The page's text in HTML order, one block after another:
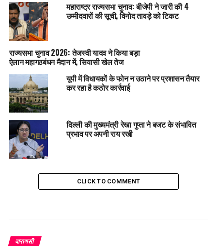
महाराष्ट्र राज्यसभा चुनाव: बीजेपी ने जारी की 4
उम्मीदवारों की सूची, विनोद तावड़े को टिकट
राज्यसभा चुनाव 2026: तेजस्वी यादव ने किया बड़ा
ऐलान महागठबंधन मैदान में, सियासी खेल तेज
यूपी में विधायकों के फोन न उठाने पर प्रशासन तैयार
कर रहा है कठोर कार्रवाई
दिल्ली की मुख्यमंत्री रेखा गुप्ता ने बजट के संभावित
प्रभाव पर अपनी राय रखी
CLICK TO COMMENT
वाराणसी